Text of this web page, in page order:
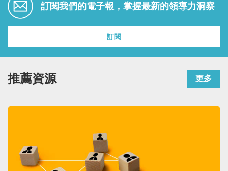
訂閱我們的電子報，掌握最新的領導力洞察
訂閱
推薦資源 更多